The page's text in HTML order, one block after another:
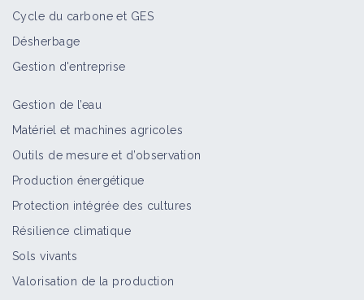
Georges
Portrait de ferme
SCEA Le Bourgidou
Cycle du carbone et GES
Désherbage
Gestion d'entreprise
Gestion de l’eau
Matériel et machines agricoles
Outils de mesure et d’observation
Production énergétique
Protection intégrée des cultures
Résilience climatique
Sols vivants
Valorisation de la production